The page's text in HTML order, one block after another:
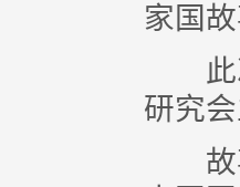
家国故
此次
研究会
故事